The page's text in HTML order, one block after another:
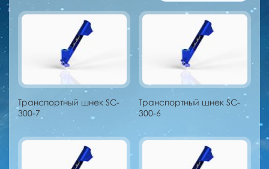
Транспортный шнек SC-
300-7
Транспортный шнек SC-
300-6